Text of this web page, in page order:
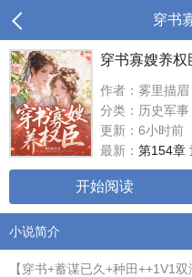
穿书
穿书寡嫂养权
作者：雾里描眉
分类：历史军事
更新：6小时前
最新： 第154章
开始阅读
小说简介
【穿书+蓄谋已久+种田++1V1